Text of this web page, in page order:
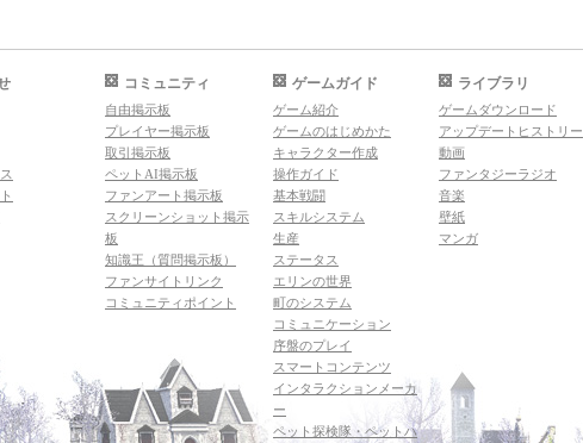
コミュニティ
自由掲示板
プレイヤー掲示板
取引掲示板
ペットAI掲示板
ファンアート掲示板
スクリーンショット掲示
板
知識王（質問掲示板）
ファンサイトリンク
コミュニティポイント
ゲームガイド
ゲーム紹介
ゲームのはじめかた
キャラクター作成
操作ガイド
基本戦闘
スキルシステム
生産
ステータス
エリンの世界
町のシステム
コミュニケーション
序盤のプレイ
スマートコンテンツ
インタラクションメーカ
ー
ペット探検隊・ペットハ
ライブラリ
ゲームダウンロード
アップデートヒストリー
動画
ファンタジーラジオ
音楽
壁紙
マンガ